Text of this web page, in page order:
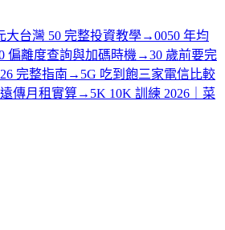
大台灣 50 完整投資教學→0050 年均
偏離度查詢與加碼時機→30 歲前要完
完整指南 → 5G 吃到飽三家電信比較
傳月租實算→ 5K 10K 訓練 2026｜菜